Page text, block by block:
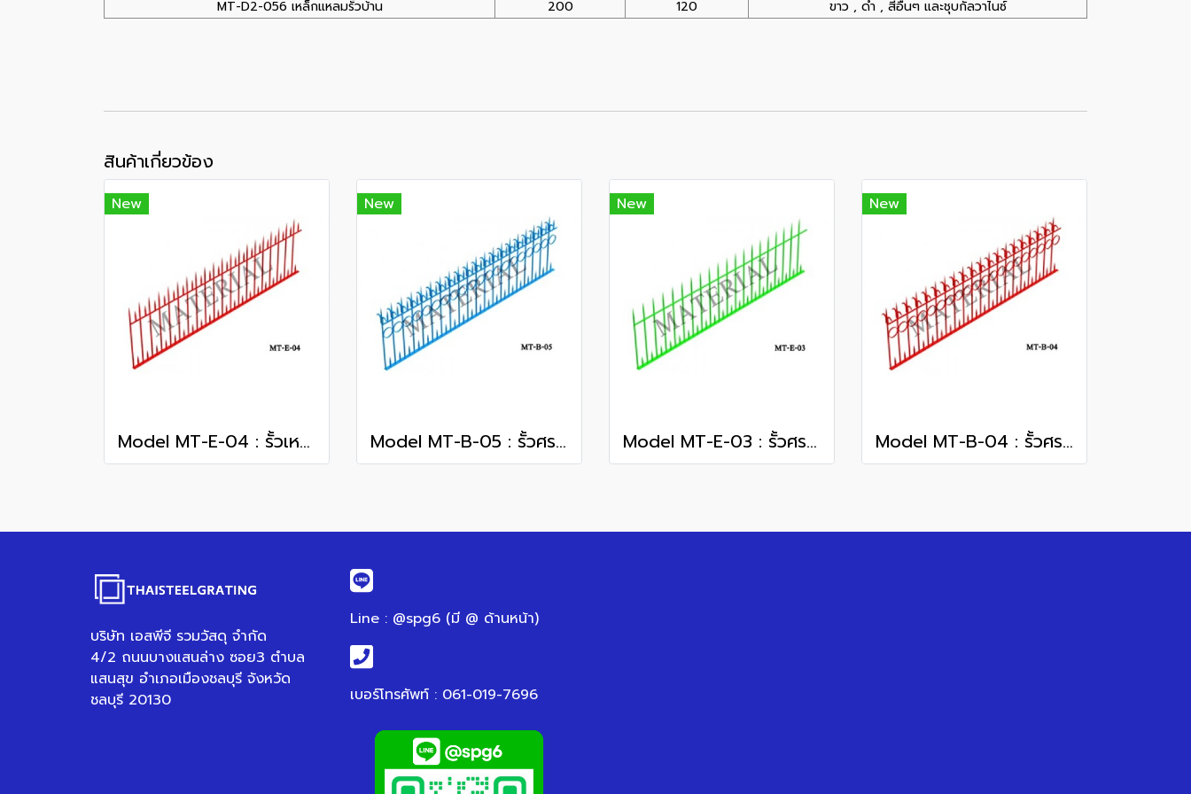
MT-D2-056 เหล็กแหลมรั้วบ้าน 200 120 ขาว , ดำ , สีอื่นๆ และชุบกัลวาไนซ์
สินค้าเกี่ยวข้อง
New
Model MT-E-04 : รั้วเหล็กแหลม
New
Model MT-B-05 : รั้วศรเหล็กแหลม
New
Model MT-E-03 : รั้วศรเหล็กสำเร็จรูป
New
Model MT-B-04 : รั้วศรเหล็กแหลม
บริษัท เอสพีจี รวมวัสดุ จำกัด
4/2 ถนนบางแสนล่าง ซอย3 ตำบล
แสนสุข อำเภอเมืองชลบุรี จังหวัด
ชลบุรี 20130
Line : @spg6 (มี @ ด้านหน้า)
เบอร์โทรศัพท์ : 061-019-7696